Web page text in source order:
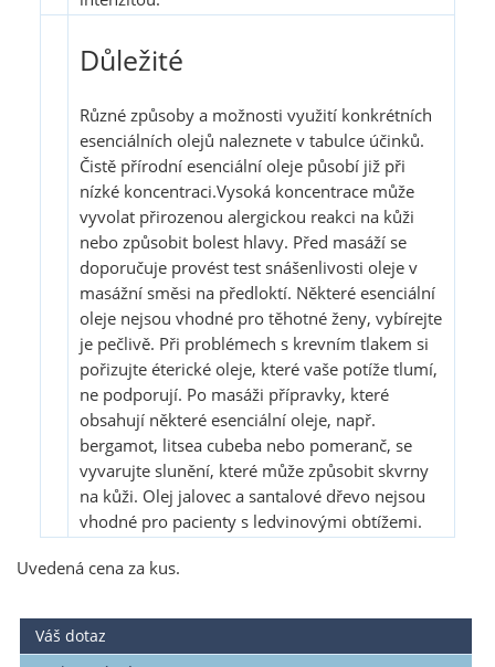
Důležité
Různé způsoby a možnosti využití konkrétních
esenciálních olejů naleznete v tabulce účinků.
Čistě přírodní esenciální oleje působí již při
nízké koncentraci.Vysoká koncentrace může
vyvolat přirozenou alergickou reakci na kůži
nebo způsobit bolest hlavy. Před masáží se
doporučuje provést test snášenlivosti oleje v
masážní směsi na předloktí. Některé esenciální
oleje nejsou vhodné pro těhotné ženy, vybírejte
je pečlivě. Při problémech s krevním tlakem si
pořizujte éterické oleje, které vaše potíže tlumí,
ne podporují. Po masáži přípravky, které
obsahují některé esenciální oleje, např.
bergamot, litsea cubeba nebo pomeranč, se
vyvarujte slunění, které může způsobit skvrny
na kůži. Olej jalovec a santalové dřevo nejsou
vhodné pro pacienty s ledvinovými obtížemi.
Uvedená cena za kus.
Váš dotaz